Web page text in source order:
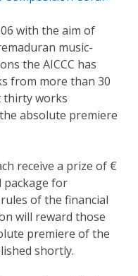
with the aim of
music-
the AICCC has
from more than 30
thirty works
absolute premiere
receive a prize of €
package for
of the financial
will reward those
premiere of the
shortly.